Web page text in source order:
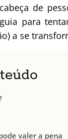
de
para
a se
valer a pena